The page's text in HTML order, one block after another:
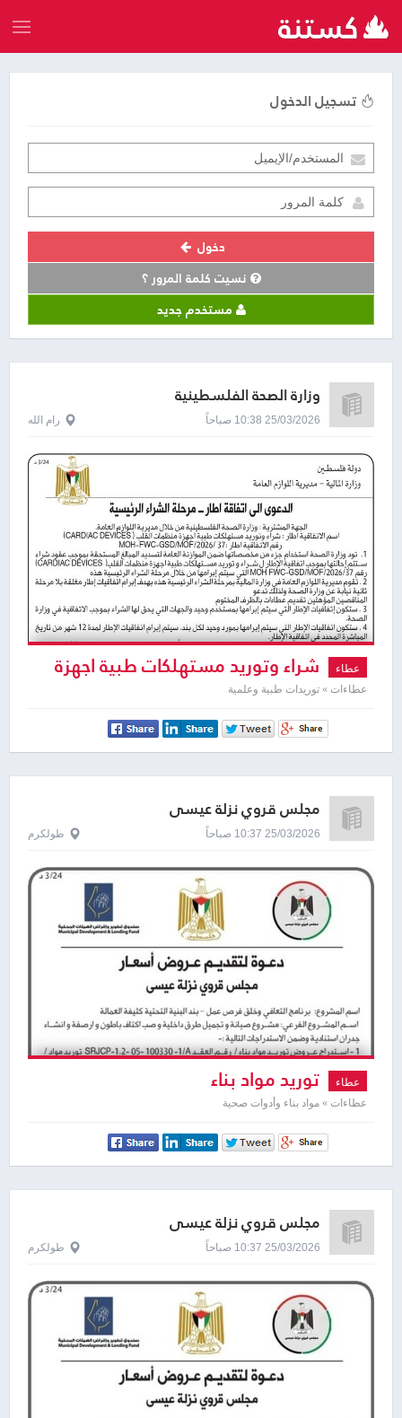
تسجيل الدخول
دخول
نسيت كلمة المرور ؟
مستخدم جديد
وزارة الصحة الفلسطينية
25/03/2026 10:38 صباحاً رام الله
عطاء شراء وتوريد مستهلكات طبية اجهزة
منظمات القلب
عطاءات » توريدات طبية وعلمية
مجلس قروي نزلة عيسى
25/03/2026 10:37 صباحاً طولكرم
عطاء توريد مواد بناء
عطاءات » مواد بناء وأدوات صحية
مجلس قروي نزلة عيسى
25/03/2026 10:37 صباحاً طولكرم